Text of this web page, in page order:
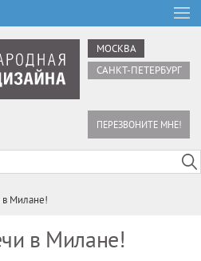
МОСКВА
САНКТ-ПЕТЕРБУРГ
ПЕРЕЗВОНИТЕ МНЕ!
в Милане!
в Милане!